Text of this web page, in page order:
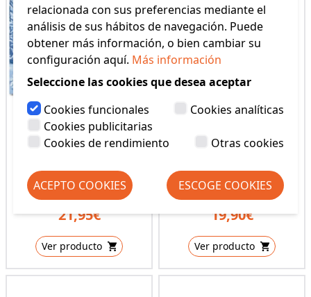
PUNTO GRAFITEC
(REF: 10,394)
21,95€
Ver producto
PUNTO
(REF: 10,489)
19,90€
Ver producto
relacionada con sus preferencias mediante el
análisis de sus hábitos de navegación. Puede
obtener más información, o bien cambiar su
configuración aquí. Más información
Seleccione las cookies que desea aceptar
Cookies funcionales
Cookies analíticas
Cookies publicitarias
Cookies de rendimiento
Otras cookies
ACEPTO COOKIES ESCOGE COOKIES